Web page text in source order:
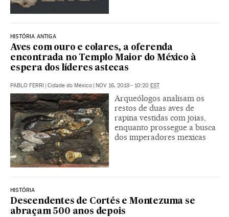
HISTÓRIA ANTIGA
Aves com ouro e colares, a oferenda
encontrada no Templo Maior do México à
espera dos líderes astecas
PABLO FERRI Cidade do México NOV 16, 2019 - 10:20 EST
Arqueólogos analisam os
restos de duas aves de
rapina vestidas com joias,
enquanto prossegue a busca
dos imperadores mexicas
HISTÓRIA
Descendentes de Cortés e Montezuma se
abraçam 500 anos depois